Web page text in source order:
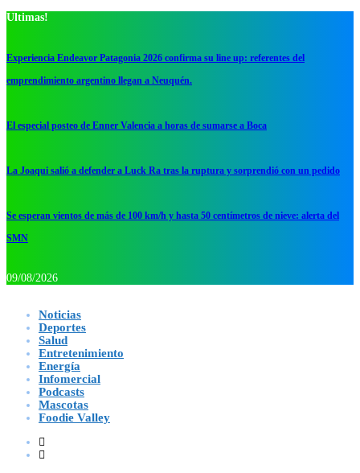
Ultimas!
Experiencia Endeavor Patagonia 2026 confirma su line up: referentes del
emprendimiento argentino llegan a Neuquén.
El especial posteo de Enner Valencia a horas de sumarse a Boca
La Joaqui salió a defender a Luck Ra tras la ruptura y sorprendió con un pedido
Se esperan vientos de más de 100 km/h y hasta 50 centímetros de nieve: alerta del
SMN
09/08/2026
Noticias
Deportes
Salud
Entretenimiento
Energía
Infomercial
Podcasts
Mascotas
Foodie Valley